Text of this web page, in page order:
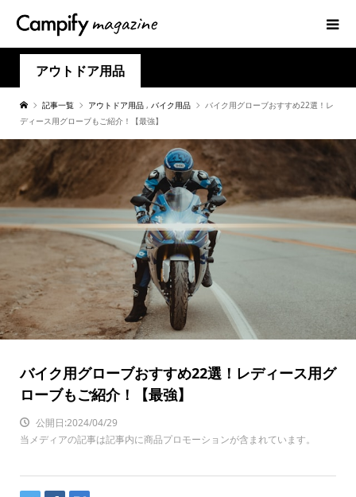
アウトドア用品
記事一覧 アウトドア用品 , バイク用品
バイク用グローブおすすめ22選！レ
ディース用グローブもご紹介！【最強】
バイク用グローブおすすめ22選！レディース用グ
ローブもご紹介！【最強】
公開日:2024/04/29
当メディアの記事は記事内に商品プロモーションが含まれています。